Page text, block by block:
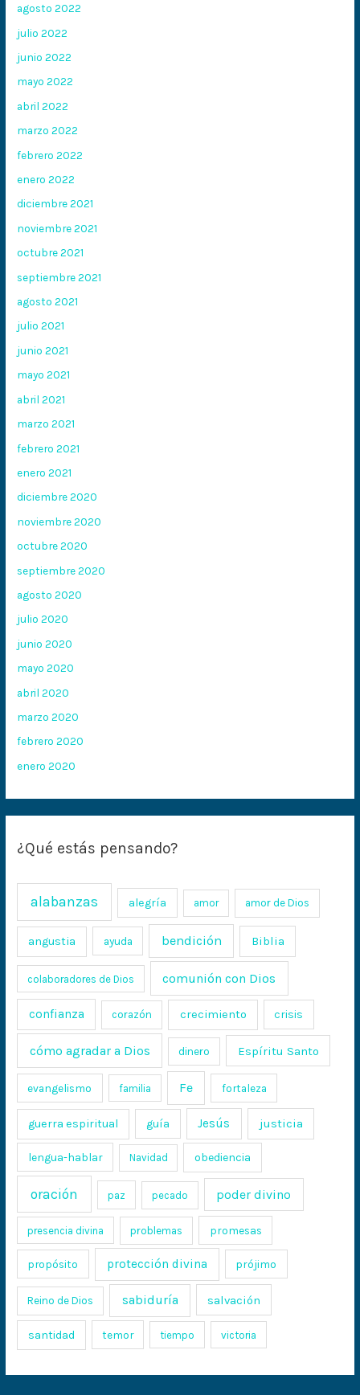
agosto 2022
julio 2022
junio 2022
mayo 2022
abril 2022
marzo 2022
febrero 2022
enero 2022
diciembre 2021
noviembre 2021
octubre 2021
septiembre 2021
agosto 2021
julio 2021
junio 2021
mayo 2021
abril 2021
marzo 2021
febrero 2021
enero 2021
diciembre 2020
noviembre 2020
octubre 2020
septiembre 2020
agosto 2020
julio 2020
junio 2020
mayo 2020
abril 2020
marzo 2020
febrero 2020
enero 2020
¿Qué estás pensando?
alabanzas alegría amor amor de Dios
angustia ayuda bendición Biblia
colaboradores de Dios comunión con Dios
confianza corazón crecimiento crisis
cómo agradar a Dios dinero Espíritu Santo
evangelismo familia Fe fortaleza
guerra espiritual guía Jesús justicia
lengua-hablar Navidad obediencia
oración paz pecado poder divino
presencia divina problemas promesas
propósito protección divina prójimo
Reino de Dios sabiduría salvación
santidad temor tiempo victoria